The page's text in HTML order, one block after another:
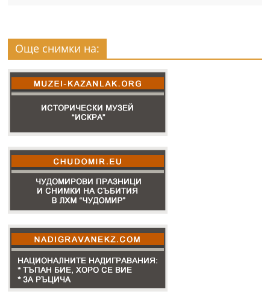
Още снимки на: